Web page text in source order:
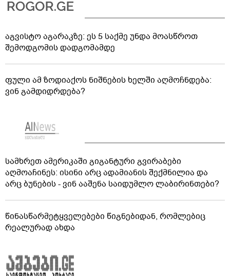
აგვისტო აგარაკზე: ეს 5 საქმე უნდა მოასწროთ
შემოდგომის დადგომამდე
ფული ამ ზოდიაქოს ნიშნების ხელში აღმოჩნდება:
ვინ გამდიდრდება?
სამხრეთ ამერიკაში გიგანტური გვირაბები
აღმოაჩინეს: ისინი არც ადამიანის შექმნილია და
არც ბუნების - ვინ ააშენა საიდუმლო ლაბირინთები?
წინასწარმეტყველებები წიგნებიდან, რომლებიც
რეალურად ახდა